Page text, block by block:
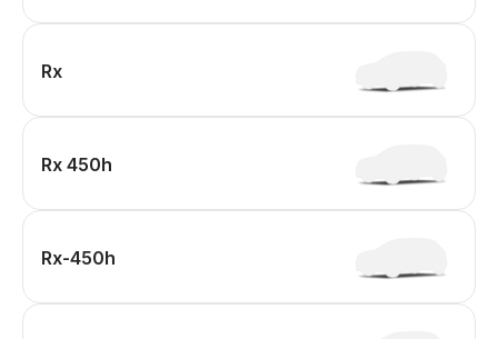
Rx
Rx 450h
Rx-450h